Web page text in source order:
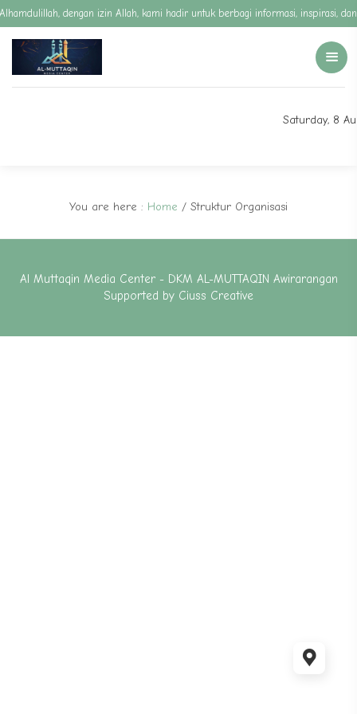
dengan izin Allah, kami hadir untuk berbagi informasi, inspirasi,
Saturday, 8
You are here : Home / Struktur Organisasi
Al Muttaqin Media Center - DKM AL-MUTTAQIN Awirarangan
Supported by Ciuss Creative